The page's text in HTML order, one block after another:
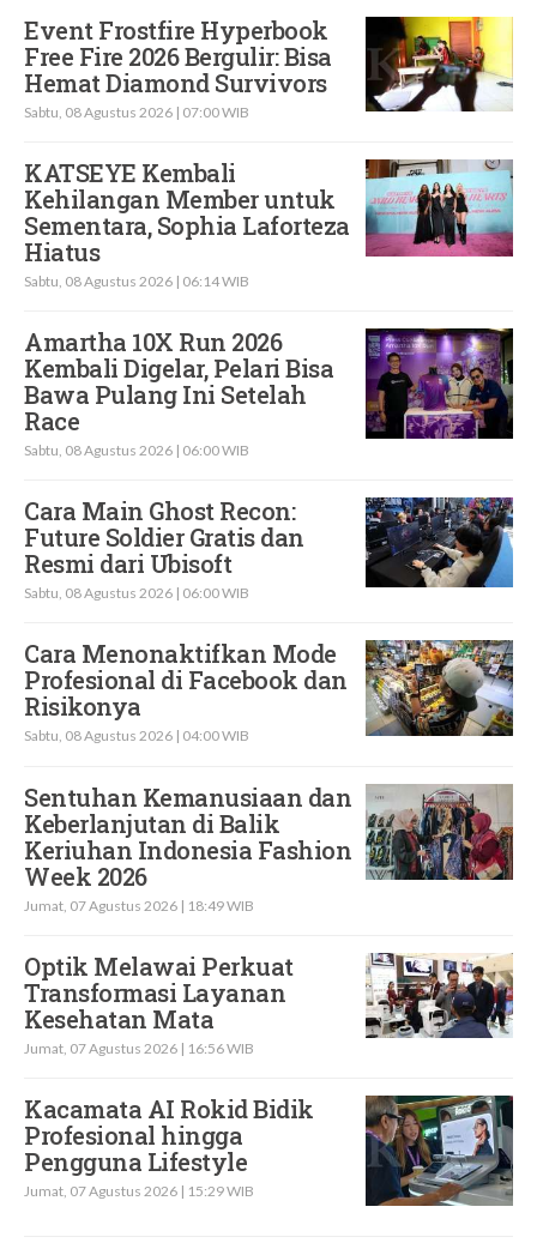
Event Frostfire Hyperbook
Free Fire 2026 Bergulir: Bisa
Hemat Diamond Survivors
Sabtu, 08 Agustus 2026 | 07:00 WIB
KATSEYE Kembali
Kehilangan Member untuk
Sementara, Sophia Laforteza
Hiatus
Sabtu, 08 Agustus 2026 | 06:14 WIB
Amartha 10X Run 2026
Kembali Digelar, Pelari Bisa
Bawa Pulang Ini Setelah
Race
Sabtu, 08 Agustus 2026 | 06:00 WIB
Cara Main Ghost Recon:
Future Soldier Gratis dan
Resmi dari Ubisoft
Sabtu, 08 Agustus 2026 | 06:00 WIB
Cara Menonaktifkan Mode
Profesional di Facebook dan
Risikonya
Sabtu, 08 Agustus 2026 | 04:00 WIB
Sentuhan Kemanusiaan dan
Keberlanjutan di Balik
Keriuhan Indonesia Fashion
Week 2026
Jumat, 07 Agustus 2026 | 18:49 WIB
Optik Melawai Perkuat
Transformasi Layanan
Kesehatan Mata
Jumat, 07 Agustus 2026 | 16:56 WIB
Kacamata AI Rokid Bidik
Profesional hingga
Pengguna Lifestyle
Jumat, 07 Agustus 2026 | 15:29 WIB